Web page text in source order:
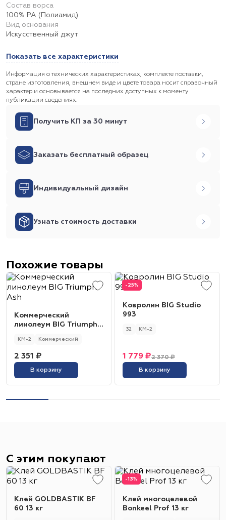
Состав ворса
100% PA (Полиамид)
Вид основания
Искусственный джут
Показать все характеристики
Информация о технических характеристиках, комплекте поставки,
стране изготовления, внешнем виде и цвете товара носит справочный
характер и основывается на последних доступных к моменту
публикации сведениях.
Получить КП за 30 минут
Заказать бесплатный образец
Индивидуальный дизайн
Узнать стоимость доставки
Похожие товары
Коммерческий
линолеум BIG Triumph
КМ-2 Коммерческий
2 351 ₽
В корзину
-25%
Ковролин BIG Studio
993
32 КМ-2
2 370 ₽
1 779 ₽
В корзину
С этим покупают
Клей GOLDBASTIK BF
60 13 кг
-13%
Клей многоцелевой
Bonkeel Prof 13 кг